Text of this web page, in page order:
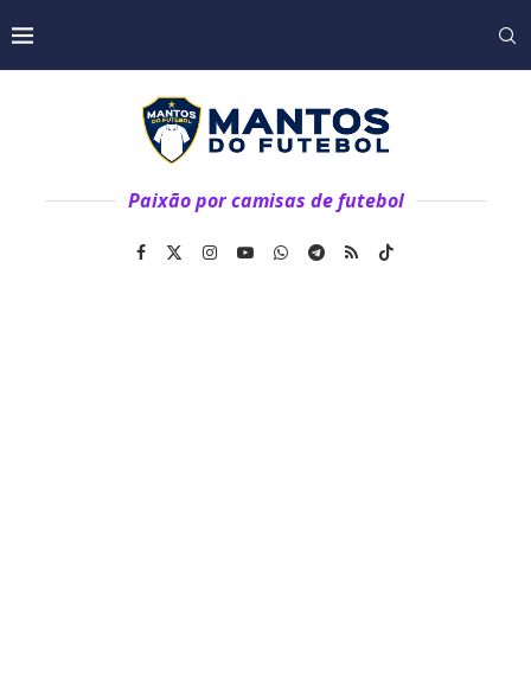
Paixão por camisas de futebol